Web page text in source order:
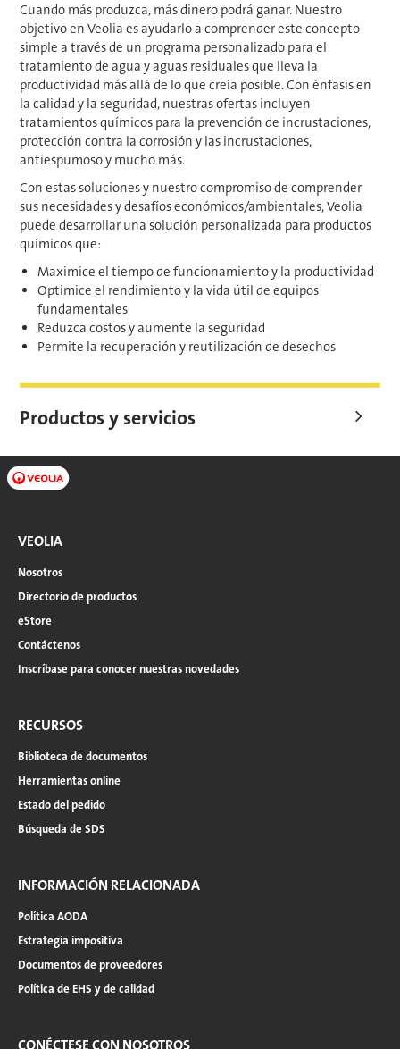
Cuando más produzca, más dinero podrá ganar. Nuestro
objetivo en Veolia​​​​​​​ es ayudarlo a comprender este concepto
simple a través de un programa personalizado para el
tratamiento de agua y aguas residuales que lleva la
productividad más allá de lo que creía posible. Con énfasis en
la calidad y la seguridad, nuestras ofertas incluyen
tratamientos químicos para la prevención de incrustaciones,
protección contra la corrosión y las incrustaciones,
antiespumoso y mucho más.
Con estas soluciones y nuestro compromiso de comprender
sus necesidades y desafíos económicos/ambientales, Veolia​​​​​​​
puede desarrollar una solución personalizada para productos
químicos que:
Maximice el tiempo de funcionamiento y la productividad
Optimice el rendimiento y la vida útil de equipos
fundamentales
Reduzca costos y aumente la seguridad
Permite la recuperación y reutilización de desechos
Productos y servicios
VEOLIA
Nosotros
Directorio de productos
eStore
Contáctenos
Inscríbase para conocer nuestras novedades
RECURSOS
Biblioteca de documentos
Herramientas online
Estado del pedido
Búsqueda de SDS
INFORMACIÓN RELACIONADA
Política AODA
Estrategia impositiva
Documentos de proveedores
Política de EHS y de calidad